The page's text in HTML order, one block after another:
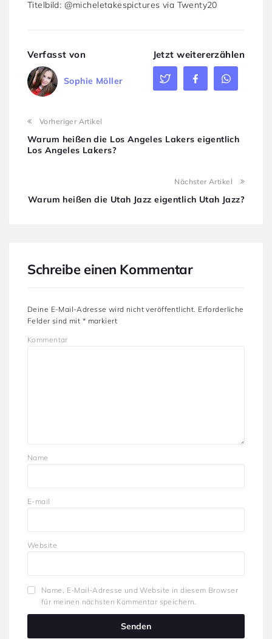
Titelbild: @micheletakespictures via Twenty20
Verfasst von
Sophie Möller
Jetzt weitererzählen
Vorheriger Artikel
Warum heißen die Los Angeles Lakers eigentlich
Los Angeles Lakers?
Nächster Artikel
Warum heißen die Utah Jazz eigentlich Utah Jazz?
Schreibe einen Kommentar
Deine E-Mail-Adresse wird nicht veröffentlicht. Erforderliche
Felder sind mit * markiert
Kommentar
Name
E-mail
Website
Name, E-Mail-Adresse und Website in diesem Browser
für meinen nächsten Kommentar speichern.